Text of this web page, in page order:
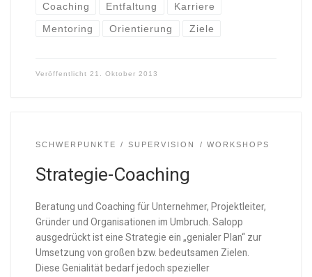
Coaching Entfaltung Karriere
Mentoring Orientierung Ziele
Veröffentlicht 21. Oktober 2013
SCHWERPUNKTE SUPERVISION WORKSHOPS
Strategie-Coaching
Beratung und Coaching für Unternehmer, Projektleiter,
Gründer und Organisationen im Umbruch. Salopp
ausgedrückt ist eine Strategie ein „genialer Plan“ zur
Umsetzung von großen bzw. bedeutsamen Zielen.
Diese Genialität bedarf jedoch spezieller